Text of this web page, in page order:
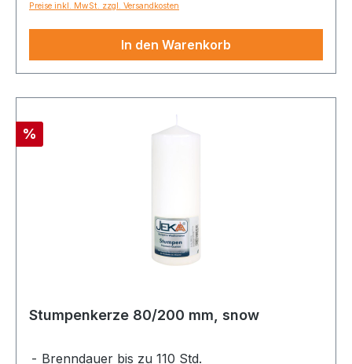
Preise inkl. MwSt. zzgl. Versandkosten
In den Warenkorb
Rabatt
%
Stumpenkerze 80/200 mm, snow
Brenndauer bis zu 110 Std.